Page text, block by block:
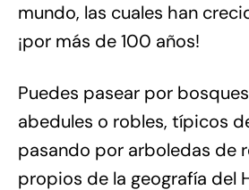
mundo, las cuales han
¡por más de 100 años!
Puedes pasear por
abedules o robles, típicos
pasando por arboledas de
propios de la geografía del